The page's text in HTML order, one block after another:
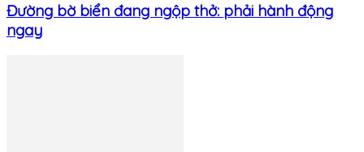
Đường bờ biển đang ngộp thở: phải hành động
ngay